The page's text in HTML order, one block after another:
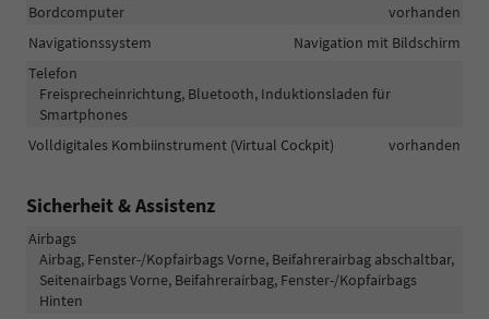
Bordcomputer
vorhanden
Navigationssystem
Navigation mit Bildschirm
Telefon
Freisprecheinrichtung, Bluetooth, Induktionsladen für
Smartphones
Volldigitales Kombiinstrument (Virtual Cockpit)
vorhanden
Sicherheit & Assistenz
Airbags
Airbag, Fenster-/Kopfairbags Vorne, Beifahrerairbag abschaltbar,
Seitenairbags Vorne, Beifahrerairbag, Fenster-/Kopfairbags
Hinten